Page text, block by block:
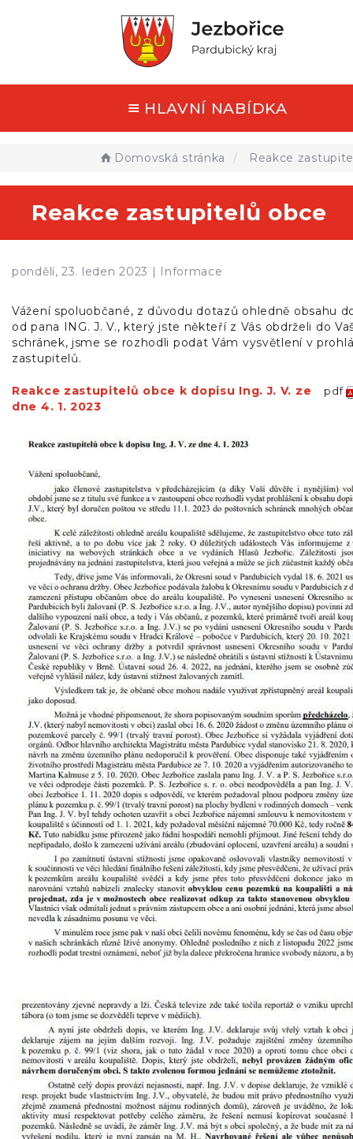
HLAVNÍ NABÍDKA
Domovská stránka Reakce
Reakce zastupitelů obce
pondělí, 23. leden 2023 | Informace
Vážení spoluobčané, z důvodu dotazů ohledně obsahu
od pana ING. J. V., který jste někteří z Vás obdrželi do
schránek, jsme se rozhodli podat Vám vysvětlení v
zastupitelů.
Reakce zastupitelů obce k dopisu Ing. J. V. ze
dne 4. 1. 2023
pdf